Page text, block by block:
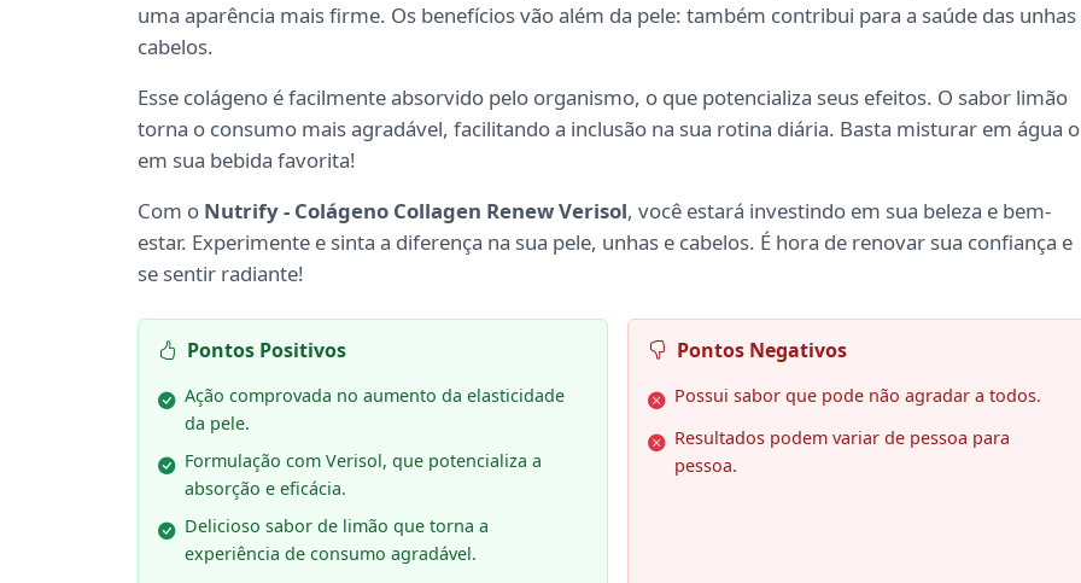
uma aparência mais firme. Os benefícios vão além da pele: também contribui para a saúde das unhas
cabelos.
Esse colágeno é facilmente absorvido pelo organismo, o que potencializa seus efeitos. O sabor limão
torna o consumo mais agradável, facilitando a inclusão na sua rotina diária. Basta misturar em água
em sua bebida favorita!
Com o Nutrify - Colágeno Collagen Renew Verisol, você estará investindo em sua beleza e bem-
estar. Experimente e sinta a diferença na sua pele, unhas e cabelos. É hora de renovar sua confiança e
se sentir radiante!
Pontos Positivos
Ação comprovada no aumento da elasticidade
da pele.
Formulação com Verisol, que potencializa a
absorção e eficácia.
Delicioso sabor de limão que torna a
experiência de consumo agradável.
Pontos Negativos
Possui sabor que pode não agradar a todos.
Resultados podem variar de pessoa para
pessoa.